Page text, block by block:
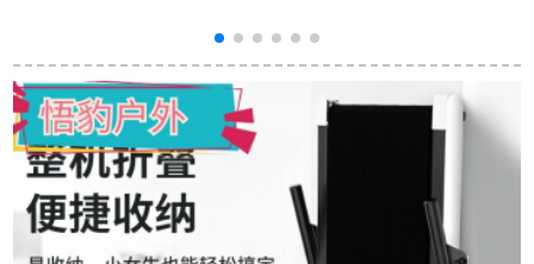
グマシン家庭用スー
パー静音室内運動器
材基礎版【3.5 HP交
流モテル+LCDデビル
ディーイ】
器KINESIS
PERSONA黒木版イタ
リア原装入力です。
の家庭用のハイエン
の知能の実景はカー
ラストーンのフの机
の原装の规格に触れ